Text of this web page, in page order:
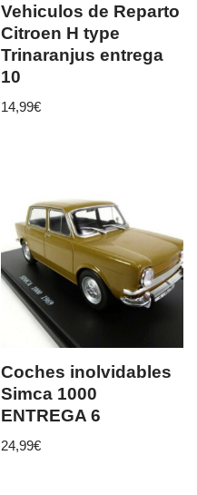
Vehiculos de Reparto
Citroen H type
Trinaranjus entrega
10
14,99€
Coches inolvidables
Simca 1000
ENTREGA 6
24,99€